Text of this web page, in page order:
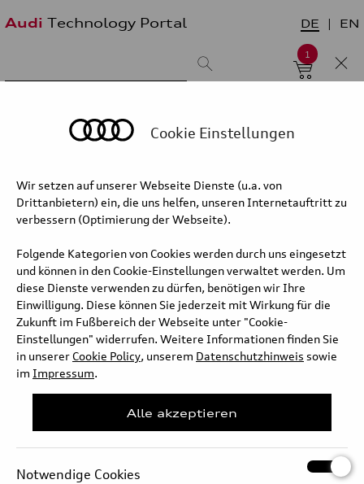
Audi Technology Portal DE EN
1
älteste zuerst
Kategorie/Unterkategorie
Audi Q7 – Interieur und
beleuchtetes Glasdach
beleuchtetes Glasdach
Cookie Einstellungen
Wir setzen auf unserer Webseite Dienste (u.a. von
Drittanbietern) ein, die uns helfen, unseren Internetauftritt zu
verbessern (Optimierung der Webseite).
Folgende Kategorien von Cookies werden durch uns eingesetzt
und können in den Cookie-Einstellungen verwaltet werden. Um
diese Dienste verwenden zu dürfen, benötigen wir Ihre
Einwilligung. Diese können Sie jederzeit mit Wirkung für die
Zukunft im Fußbereich der Webseite unter "Cookie-
Einstellungen" widerrufen. Weitere Informationen finden Sie
in unserer Cookie Policy, unserem Datenschutzhinweis sowie
im Impressum.
Alle akzeptieren
Notwendige Cookies